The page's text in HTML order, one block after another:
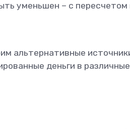
уменьшен – с пересчетом
альтернативные
деньги в